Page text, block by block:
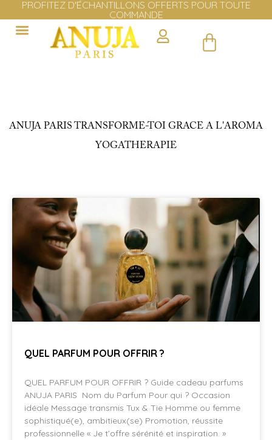
LIVRAISON GRATUITE EN EUROPE DÈS 100€ D'ACHAT
Cliquer ici
ANUJA PARIS TRANSFORME-TOI GRACE A L'AROMA
YOGATHERAPIE
QUEL PARFUM POUR OFFRIR ?
QUEL PARFUM POUR OFFRIR ? Guide cadeau parfums
ANUJA PARIS Nom du Parfum Pour qui ? Occasion
idéale Message transmis Tux & Tie Homme ou femme
sophistiqué(e), ambitieux(se) Promotion, réussite
professionnelle « Je t’offre sérénité et inspiration. »